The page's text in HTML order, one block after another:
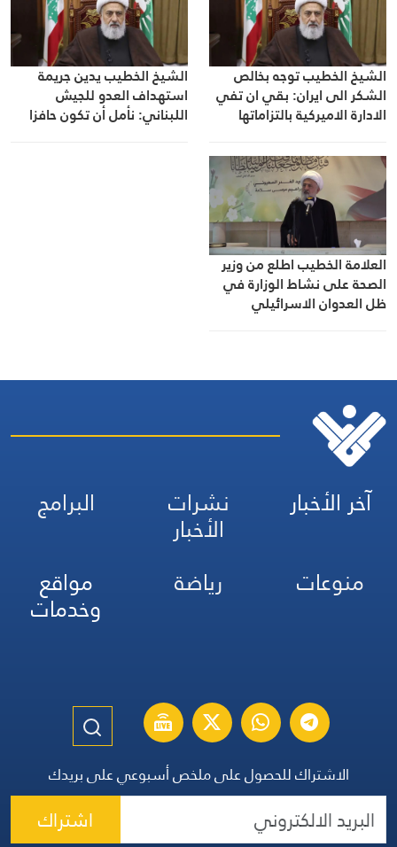
الشيخ الخطيب توجه بخالص
الشكر الى ايران: بقي ان تفي
الادارة الاميركية بالتزاماتها
الشيخ الخطيب يدين جريمة
استهداف العدو للجيش
اللبناني: نأمل أن تكون حافزا
العلامة الخطيب اطلع من وزير
الصحة على نشاط الوزارة في
ظل العدوان الاسرائيلي
آخر الأخبار نشرات
الأخبار
البرامج
منوعات
رياضة مواقع
وخدمات
الاشتراك للحصول على ملخص أسبوعي على بريدك
اشتراك